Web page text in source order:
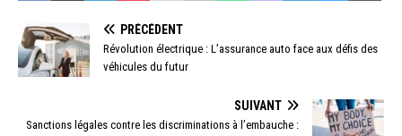
PRÉCÉDENT
Révolution électrique : L’assurance auto face aux défis des
véhicules du futur
SUIVANT
Sanctions légales contre les discriminations à l’embauche :